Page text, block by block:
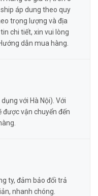
áp dung theo quy
trọng lượng và địa
chi tiết, xin vui lòng
dẫn mua hàng.
với Hà Nội). Với
được vận chuyển đến
ty, đảm bảo đổi trả
nhanh chóng.